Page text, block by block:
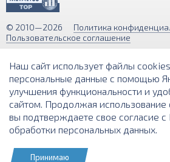
© 2010—2026
Политика
Пользовательское соглашение
на этом интернет-сайте носит
характер и ни при каких условиях не
определяемой положениями Статьи 437 (2)
Разработка и поддержка сайта
Наш сайт использует файлы
персональные данные с помощью
улучшения функциональности и
сайтом. Продолжая использование
вы подтверждаете свое согласие с
обработки персональных данных.
Принимаю